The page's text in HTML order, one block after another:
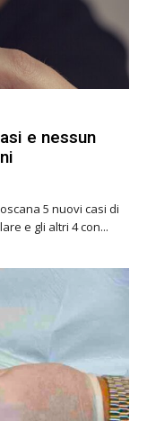
e nessun
5 nuovi casi di
e gli altri 4 con...